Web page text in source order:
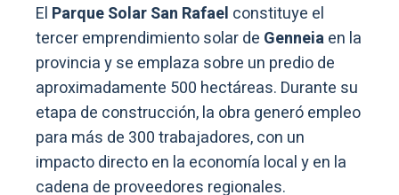
El Parque Solar San Rafael constituye el
tercer emprendimiento solar de Genneiaen la
provincia y se emplaza sobre un predio de
aproximadamente 500 hectáreas. Durante su
etapa de construcción, la obra generó empleo
para más de 300 trabajadores, con un
impacto directo en la economía local y en la
cadena de proveedores regionales.